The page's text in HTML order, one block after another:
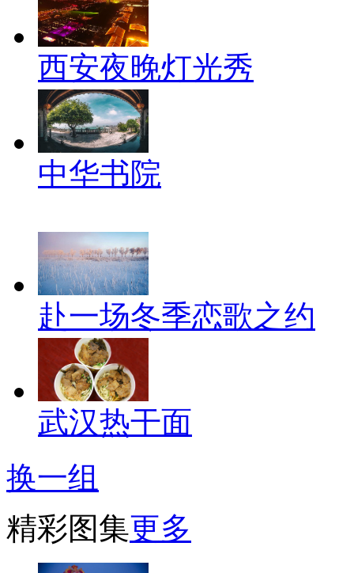
西安夜晚灯光秀
中华书院
赴一场冬季恋歌之约
武汉热干面
换一组
精彩图集更多